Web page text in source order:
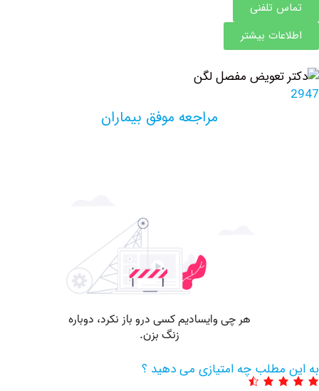
تلفنی
بیشتر
مراجعه موفق بیماران
چه امتیازی می دهید ؟